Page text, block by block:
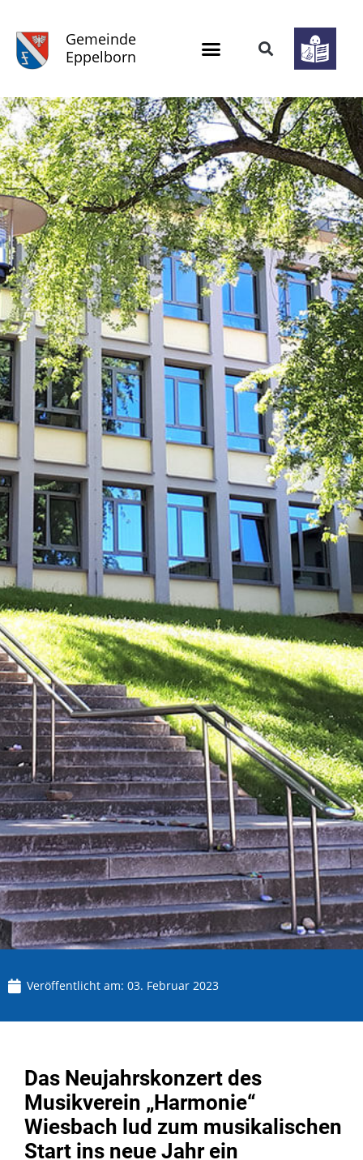
Gemeinde
Eppelborn
Veröffentlicht am: 03. Februar 2023
Das Neujahrskonzert des
Musikverein „Harmonie“
Wiesbach lud zum musikalischen
Start ins neue Jahr ein